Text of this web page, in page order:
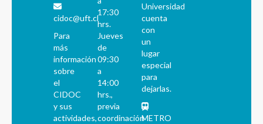
cidoc@uft.cl
Para
más
información
sobre
el
CIDOC
y sus
actividades,
17:30
hrs.
Jueves
de
09:30
a
14:00
hrs.,
previa
coordinación
Universidad
cuenta
con
un
lugar
especial
para
dejarlas.
METRO